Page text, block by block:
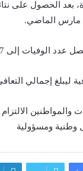
الالتزام
وطنية ومسؤولية